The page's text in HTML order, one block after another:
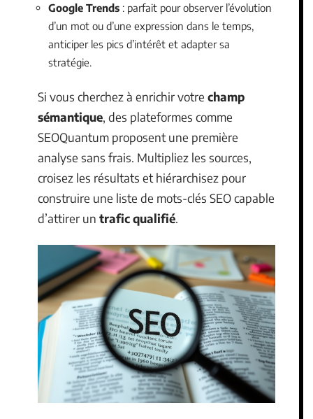
Google Trends : parfait pour observer l’évolution
d’un mot ou d’une expression dans le temps,
anticiper les pics d’intérêt et adapter sa
stratégie.
Si vous cherchez à enrichir votre champ
sémantique, des plateformes comme
SEOQuantum proposent une première
analyse sans frais. Multipliez les sources,
croisez les résultats et hiérarchisez pour
construire une liste de mots-clés SEO capable
d’attirer un trafic qualifié.